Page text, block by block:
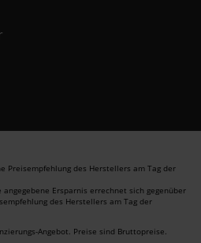
Preisempfehlung des Herstellers am Tag der
Ersparnis errechnet sich gegenüber
des Herstellers am Tag der
Angebot. Preise sind Bruttopreise.